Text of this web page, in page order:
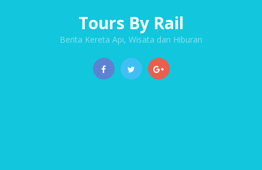
Tours By Rail
Berita Kereta Api, Wisata dan Hiburan